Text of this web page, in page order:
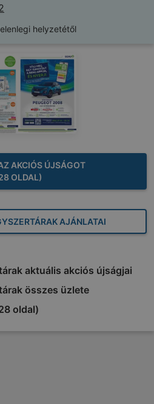
helyzetétől
AKCIÓS ÚJSÁGOT
OLDAL)
AJÁNLATAI
aktuális akciós újságjai
összes üzlete
oldal)